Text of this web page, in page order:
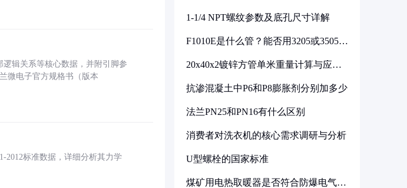
辑关系等核心数据，并附引脚参
微电子官方规格书（版本
2012标准数据，详细分析其力学
1-1/4 NPT螺纹参数及底孔尺寸详解
F1010E是什么管？能否用3205或3505代
20x40x2镀锌方管单米重量计算与应用
抗渗混凝土中P6和P8膨胀剂分别加多少
法兰PN25和PN16有什么区别
消费者对洗衣机的核心需求调研与分析
U型螺栓的国家标准
煤矿用电热取暖器是否符合防爆电气设